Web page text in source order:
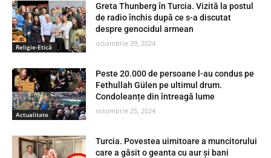
Religie-Etică
Greta Thunberg în Turcia. Vizită la postul
de radio închis după ce s-a discutat
despre genocidul armean
octombrie 29, 2024
Actualitate
Peste 20.000 de persoane l-au condus pe
Fethullah Gülen pe ultimul drum.
Condoleanțe din întreagă lume
octombrie 25, 2024
Turcia. Povestea uimitoare a muncitorului
care a găsit o geanta cu aur și bani